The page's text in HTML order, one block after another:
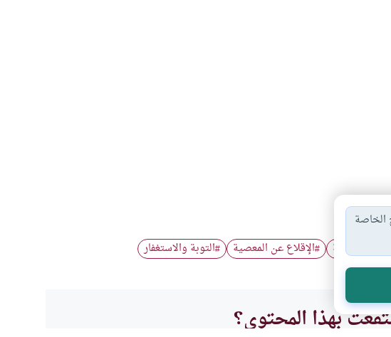
الأثم والمعصية #الإقلاع عن المعصية #التوبة والاستغفار
بهذا المحتوى؟
الخاصة